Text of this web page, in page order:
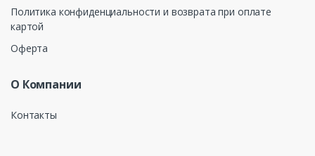
Политика конфиденциальности и возврата при оплате
картой
Оферта
О Компании
Контакты